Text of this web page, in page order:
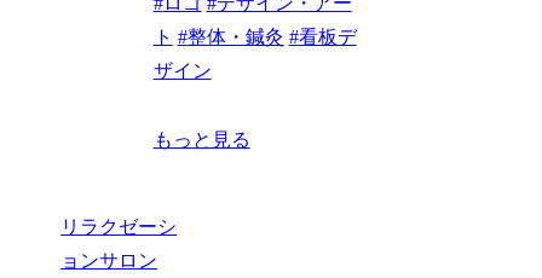
ト #整体・鍼灸 #看板デ
ザイン
もっと見る
リラクゼーシ
ョンサロン